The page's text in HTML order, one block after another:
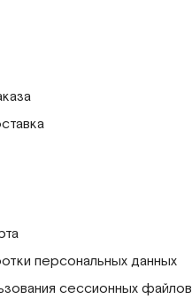
персональных данных
сессионных файлов